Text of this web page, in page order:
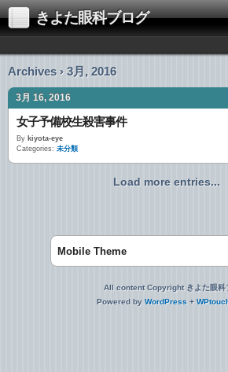
きよた眼科ブログ
Archives › 3月, 2016
3月 16, 2016
女子予備校生殺害事件
By kiyota-eye
Categories: 未分類
Load more entries...
Mobile Theme
All content Copyright きよた眼科
Powered by WordPress +